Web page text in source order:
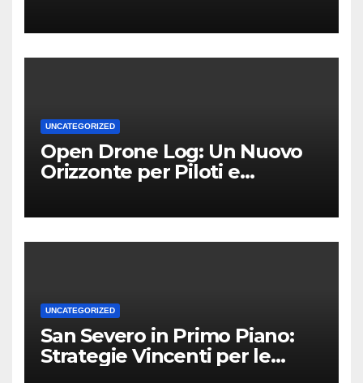
UNCATEGORIZED
Open Drone Log: Un Nuovo
Orizzonte per Piloti e
UNCATEGORIZED
San Severo in Primo Piano:
Strategie Vincenti per le